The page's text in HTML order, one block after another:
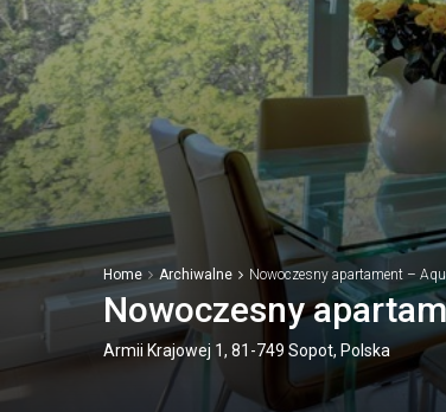
Home Archiwalne Nowoczesny apartament –
Nowoczesny
Armii Krajowej 1, 81-749 Sopot, Polska